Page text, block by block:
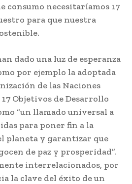
consumo necesitaríamos 17
para que nuestra
dado una luz de esperanza
por ejemplo la adoptada
de las Naciones
Objetivos de Desarrollo
“un llamado universal a
para poner fin a la
planeta y garantizar que
de paz y prosperidad”.
interrelacionados, por
la clave del éxito de un